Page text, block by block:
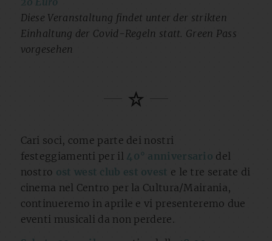
Diese Veranstaltung findet unter der strikten
Einhaltung der Covid-Regeln statt. Green Pass
vorgesehen
Cari soci, come parte dei nostri
festeggiamenti per il 40° anniversario del
nostro ost west club est ovest e le tre serate di
cinema nel Centro per la Cultura/Mairania,
continueremo in aprile e vi presenteremo due
eventi musicali da non perdere.